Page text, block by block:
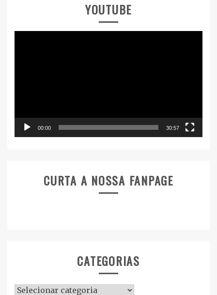
YOUTUBE
00:00 30:57
CURTA A NOSSA FANPAGE
CATEGORIAS
Categorias